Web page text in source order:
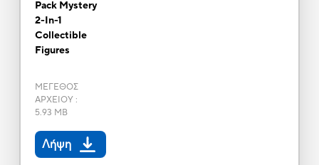
Pack Mystery
2-In-1
Collectible
Figures
ΜΕΓΕΘΟΣ
ΑΡΧΕΙΟΥ:
5.93 MB
Λήψη